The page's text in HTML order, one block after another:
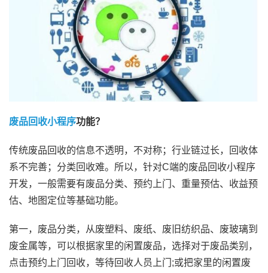
废品回收小程序功能？
传统废品回收的信息不透明，不对称；行业链过长，回收体
系不完善；分类回收难。所以，针对C端的废品回收小程序
开发，一般需要有废品分类、预约上门、重量预估、收益预
估、地图定位等基础功能。
第一，废品分类，从废塑料、废纸、废旧纺织品、废玻璃到
废金属等，可以根据家里的闲置废品，选择对于废品类别，
点击预约上门回收，等待回收人员上门;或把家里的闲置废